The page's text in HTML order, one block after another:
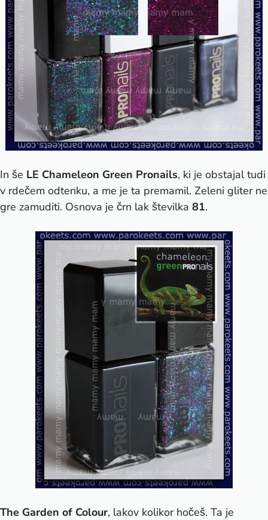
In še LE Chameleon Green Pronails, ki je obstajal tudi
v rdečem odtenku, a me je ta premamil. Zeleni gliter ne
gre zamuditi. Osnova je črn lak številka 81.
The Garden of Colour, lakov kolikor hočeš. Ta je